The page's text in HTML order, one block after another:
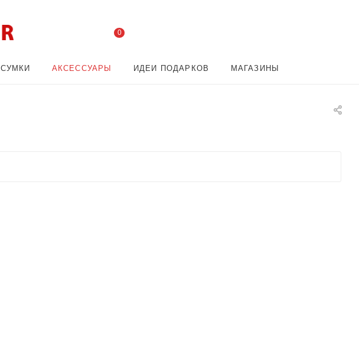
0
СУМКИ АКСЕССУАРЫ ИДЕИ ПОДАРКОВ МАГАЗИНЫ